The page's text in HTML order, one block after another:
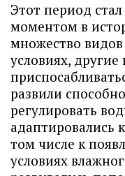
Этот период
моментом в
множество
условиях, другие
развили
регулировать
адаптировались
том числе к
условиях